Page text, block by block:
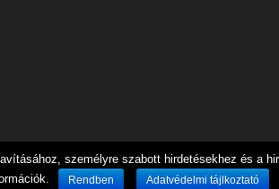
személyre szabott hirdetésekhez és a
Rendben Adatvédelmi tájlkoztató